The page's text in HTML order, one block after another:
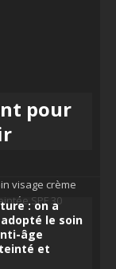
pour
: on a
le soin
âge
et